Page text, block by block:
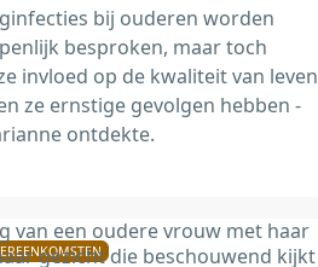
bij ouderen worden
besproken, maar toch
invloed op de kwaliteit van leven
ze ernstige gevolgen hebben -
ontdekte.